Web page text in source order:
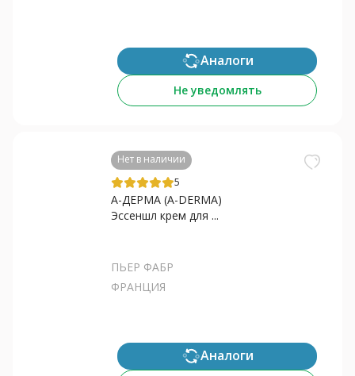
Аналоги
Не уведомлять
Нет в наличии
5
А-ДЕРМА (A-DERMA)
Эссеншл крем для ...
ПЬЕР ФАБР
ФРАНЦИЯ
Аналоги